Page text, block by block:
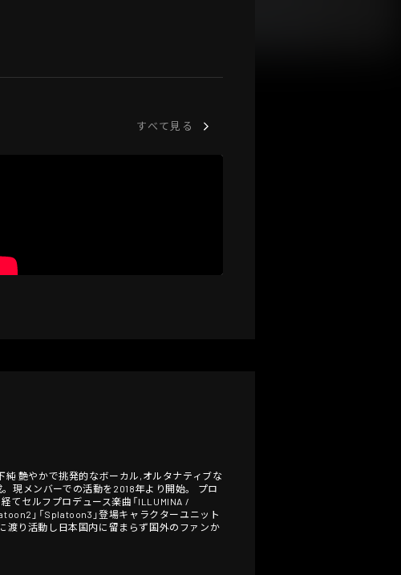
すべて見る
艶やかで挑発的なボーカル,オルタナティブな
現メンバーでの活動を2018年より開始。 プロ
てセルフプロデュース楽曲「ILLUMINA /
」「Splatoon3」登場キャラクターユニット
渡り活動し日本国内に留まらず国外のファンか